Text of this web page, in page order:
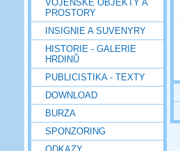
VOJENSKÉ OBJEKTY A
PROSTORY
INSIGNIE A SUVENYRY
HISTORIE - GALERIE
HRDINŮ
PUBLICISTIKA - TEXTY
DOWNLOAD
BURZA
SPONZORING